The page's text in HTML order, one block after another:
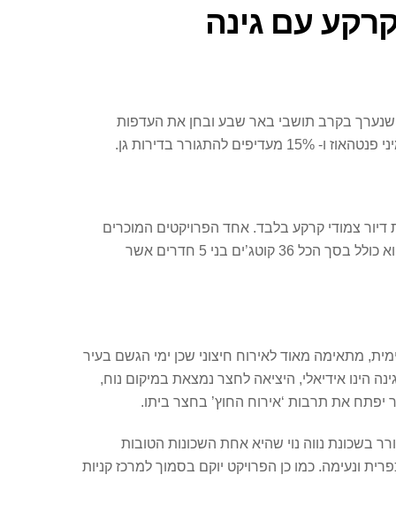
שנערך בקרב תושבי באר שבע ובחן את העדפות
של תושבי באר שבע, נתוני הלמ”ס מצביעים בבאר שבע החלו להיבנות במהלך 2018 כ- 202 יחידות דיור צמודי קרקע בלבד. אחד הפרויקטים המוכרים
והמבוקשים בעיר שמציעים למכירה צמודי קרקע הוא פרויקט אביסרור בנווה נוי. הפרויקט ממוקם בשכונה המבוקשת בבאר והוא כולל בסך הכל 36 קוטג’ים בני 5 חדרים אשר
מתאימה מאוד לאירוח חיצוני שכן ימי הגשם בעיר
הינו אידיאלי, היציאה לחצר נמצאת במיקום נוח,
את תרבות ‘אירוח החוץ’ בחצר ביתו.
בשכונת נווה נוי שהיא אחת השכונות הטובות
ונעימה. כמו כן הפרויקט יוקם בסמוך למרכז קניות